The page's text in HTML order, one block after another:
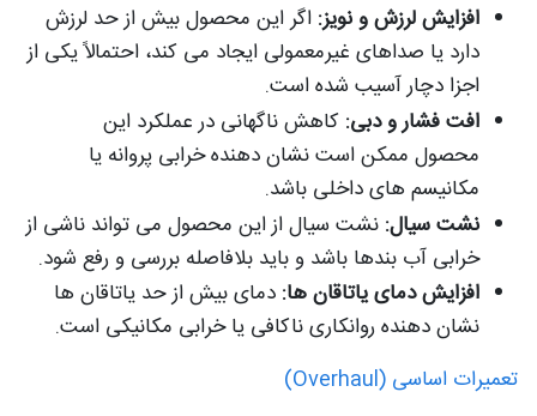
افزایش لرزش و نویز: اگر این محصول بیش از حد لرزش
دارد یا صداهای غیرمعمولی ایجاد می کند، احتمالاً یکی از
اجزا دچار آسیب شده است.
افت فشار و دبی: کاهش ناگهانی در عملکرد این
محصول ممکن است نشان دهنده خرابی پروانه یا
مکانیسم های داخلی باشد.
نشت سیال: نشت سیال از این محصول می تواند ناشی از
خرابی آب بندها باشد و باید بلافاصله بررسی و رفع شود.
افزایش دمای یاتاقان ها: دمای بیش از حد یاتاقان ها
نشان دهنده روانکاری ناکافی یا خرابی مکانیکی است.
تعمیرات اساسی (Overhaul)